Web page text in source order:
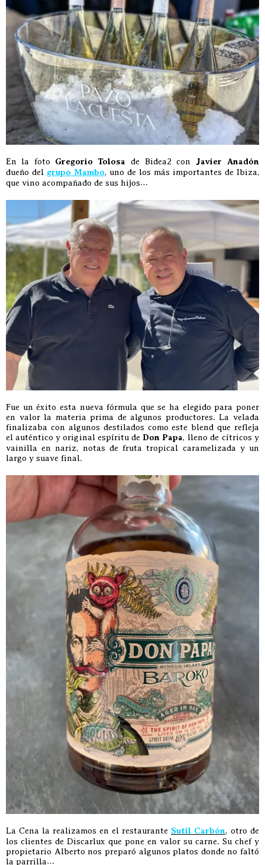
En la foto Gregorio Tolosa de Bidea2 con Javier Anadón
dueño del grupo Mambo, uno de los más importantes de Ibiza,
que vino acompañado de sus hijos…
Fue un éxito esta nueva fórmula que se ha elegido para poner
en valor la materia prima de algunos productores. La velada
finalizaba con algunos destilados como este blend que refleja
el auténtico y original espíritu de Don Papa, lleno de cítricos y
vainilla en nariz, notas de fruta tropical caramelizada y un
largo y suave final.
La Cena la realizamos en el restaurante Sutil Carbón, otro de
los clientes de Discarlux que pone en valor su carne. Su chef y
propietario Alberto nos preparó algunos platos donde no faltó
la parrilla…